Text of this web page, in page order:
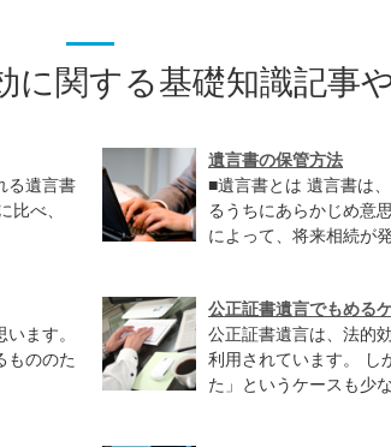
関する基礎知識記事
る遺言書
比べ、
遺言書の保管方法
■遺言書とは 遺言書は
るうちにあらかじめ意
によって、将来相続が
ます。
もののた
公正証書遺言でもめる
公正証書遺言は、法的
利用されています。 し
た」というケースも少